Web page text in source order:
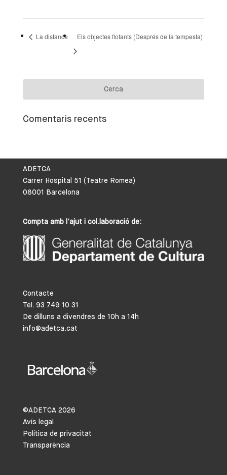
La distance Els objectes flotants (Després de la tempesta)
Comentaris recents
ADETCA
Carrer Hospital 51 (Teatre Romea)
08001 Barcelona
Compta amb l’ajut i col.laboració de:
Contacte
Tel. 93 749 10 31
De dilluns a divendres de 10h a 14h
info@adetca.cat
©ADETCA 2026
Avís legal
Política de privacitat
Transparència